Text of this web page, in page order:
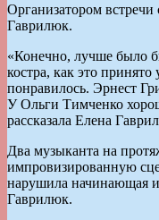
Организатором встречи
Гаврилюк.
«Конечно, лучше было
костра, как это
понравилось. Эрнест
У Ольги Тимченко
рассказала Елена
Два музыканта на
импровизированную
нарушила начинающая
Гаврилюк.